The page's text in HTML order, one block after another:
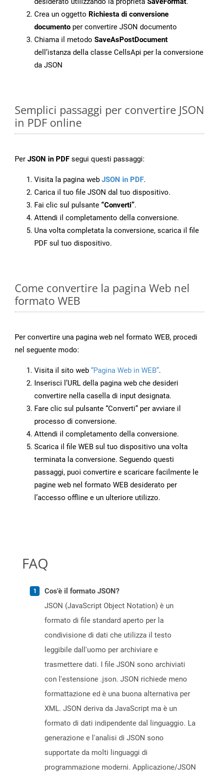
Crea un oggetto Richiesta di conversione
documento per convertire JSON documento
Chiama il metodo SaveAsPostDocument
dell’istanza della classe CellsApi per la conversione
da JSON
Semplici passaggi per convertire JSON
in PDF online
Per JSON in PDF segui questi passaggi:
Visita la pagina web JSON in PDF.
Carica il tuo file JSON dal tuo dispositivo.
Fai clic sul pulsante “Converti”.
Attendi il completamento della conversione.
Una volta completata la conversione, scarica il file
PDF sul tuo dispositivo.
Come convertire la pagina Web nel
formato WEB
Per convertire una pagina web nel formato WEB, procedi
nel seguente modo:
Visita il sito web “Pagina Web in WEB”.
Inserisci l’URL della pagina web che desideri
convertire nella casella di input designata.
Fare clic sul pulsante “Converti” per avviare il
processo di conversione.
Attendi il completamento della conversione.
Scarica il file WEB sul tuo dispositivo una volta
terminata la conversione. Seguendo questi
passaggi, puoi convertire e scaricare facilmente le
pagine web nel formato WEB desiderato per
l’accesso offline e un ulteriore utilizzo.
FAQ
Cos'è il formato JSON?
JSON (JavaScript Object Notation) è un
formato di file standard aperto per la
condivisione di dati che utilizza il testo
leggibile dall'uomo per archiviare e
trasmettere dati. I file JSON sono archiviati
con l'estensione .json. JSON richiede meno
formattazione ed è una buona alternativa per
XML. JSON deriva da JavaScript ma è un
formato di dati indipendente dal linguaggio. La
generazione e l'analisi di JSON sono
supportate da molti linguaggi di
programmazione moderni. Applicazione/JSON